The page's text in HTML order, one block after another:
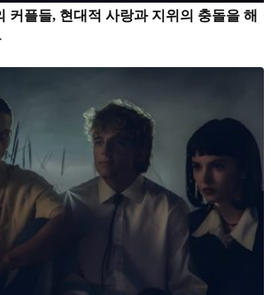
커플들, 현대적 사랑과 지위의 충돌을 해